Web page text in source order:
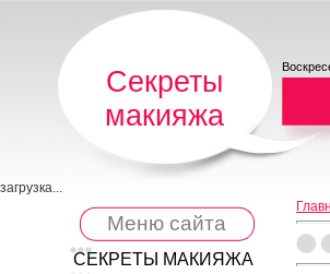
Секреты
макияжа
загрузка...
Меню сайта
СЕКРЕТЫ МАКИЯЖА